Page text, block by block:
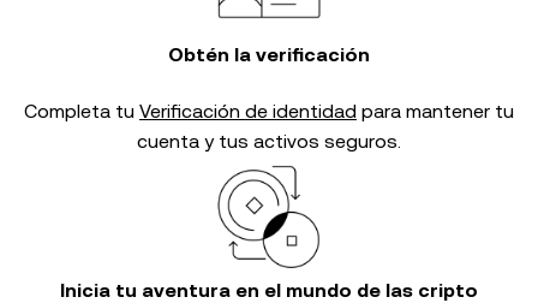
Obtén la verificación
Completa tu Verificación de identidad para mantener tu
cuenta y tus activos seguros.
Inicia tu aventura en el mundo de las cripto